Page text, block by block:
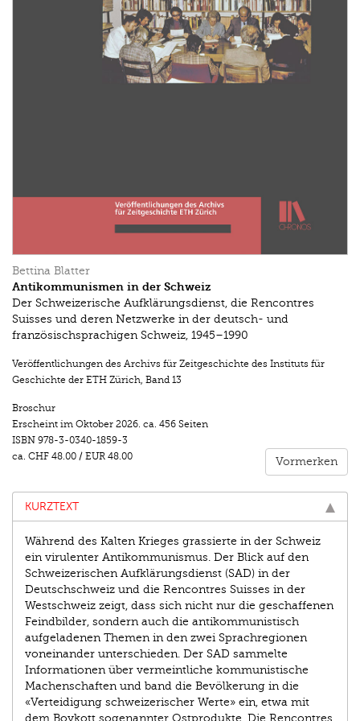
Bettina Blatter
Antikommunismen in der Schweiz
Der Schweizerische Aufklärungsdienst, die Rencontres
Suisses und deren Netzwerke in der deutsch- und
französischsprachigen Schweiz, 1945–1990
Veröffentlichungen des Archivs für Zeitgeschichte des Instituts für
Geschichte der ETH Zürich, Band 13
Broschur
Erscheint im Oktober 2026. ca. 456 Seiten
ISBN 978-3-0340-1859-3
ca. CHF 48.00 / EUR 48.00 Vormerken
KURZTEXT
Während des Kalten Krieges grassierte in der Schweiz
ein virulenter Antikommunismus. Der Blick auf den
Schweizerischen Aufklärungsdienst (SAD) in der
Deutschschweiz und die Rencontres Suisses in der
Westschweiz zeigt, dass sich nicht nur die geschaffenen
Feindbilder, sondern auch die antikommunistisch
aufgeladenen Themen in den zwei Sprachregionen
voneinander unterschieden. Der SAD sammelte
Informationen über vermeintliche kommunistische
Machenschaften und band die Bevölkerung in die
«Verteidigung schweizerischer Werte» ein, etwa mit
dem Boykott sogenannter Ostprodukte. Die Rencontres